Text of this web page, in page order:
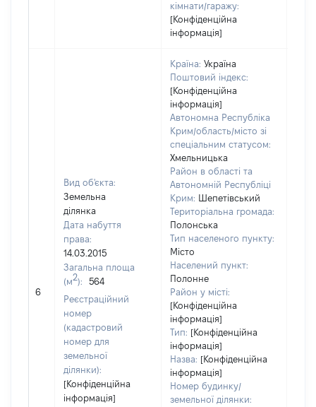
кімнати/гаражу:
[Конфіденційна
інформація]
6
Вид об'єкта:
Земельна
ділянка
Дата набуття
права:
14.03.2015
Загальна площа
(м2):
564
Реєстраційний
номер
(кадастровий
номер для
земельної
ділянки):
[Конфіденційна
інформація]
Країна: Україна
Поштовий індекс:
[Конфіденційна
інформація]
Автономна Республіка
Крим/область/місто зі
спеціальним статусом:
Хмельницька
Район в області та
Автономній Республіці
Крим:
Шепетівський
Територіальна громада:
Полонська
Тип населеного пункту:
Місто
Населений пункт:
Полонне
Район у місті:
[Конфіденційна
інформація]
Тип: [Конфіденційна
інформація]
Назва: [Конфіденційна
інформація]
Номер будинку/
земельної ділянки: